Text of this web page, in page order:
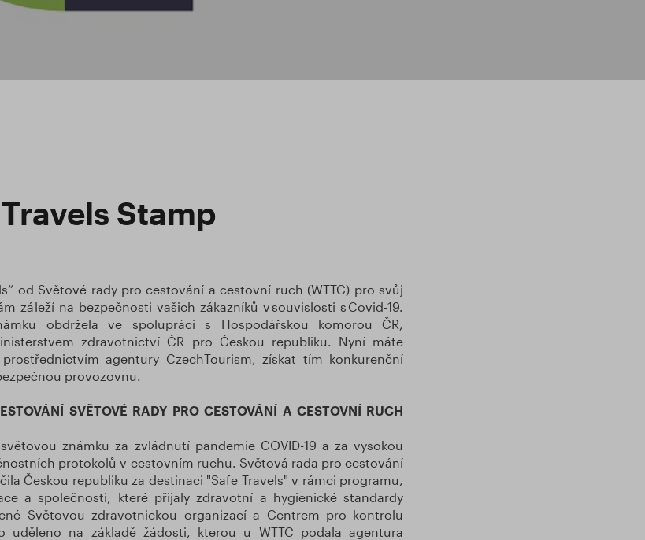
Stamp
od Světové rady pro cestování a cestovní ruch (WTTC) pro svůj
záleží na bezpečnosti vašich zákazníků v souvislosti s Covid-19.
obdržela ve spolupráci s Hospodářskou komorou ČR,
zdravotnictví ČR pro Českou republiku. Nyní máte
agentury CzechTourism, získat tím konkurenční
provozovnu.
SVĚTOVÉ RADY PRO CESTOVÁNÍ A CESTOVNÍ RUCH
známku za zvládnutí pandemie COVID-19 a za vysokou
protokolů v cestovním ruchu. Světová rada pro cestování
Českou republiku za destinaci "Safe Travels" v rámci programu,
a společnosti, které přijaly zdravotní a hygienické standardy
Světovou zdravotnickou organizací a Centrem pro kontrolu
uděleno na základě žádosti, kterou u WTTC podala agentura